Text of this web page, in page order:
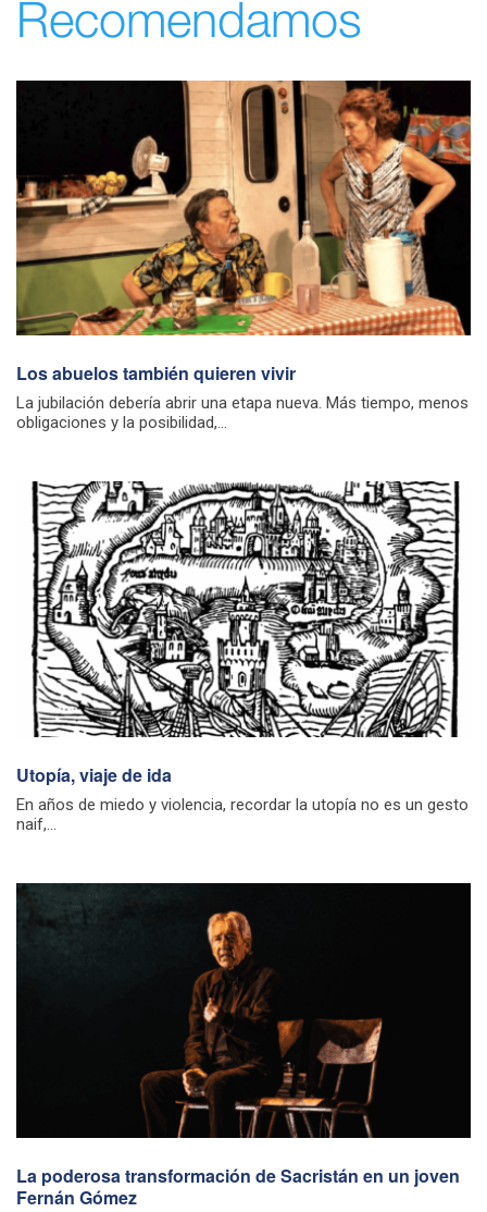
Recomendamos
Los abuelos también quieren vivir
La jubilación debería abrir una etapa nueva. Más tiempo, menos
obligaciones y la posibilidad,...
Utopía, viaje de ida
En años de miedo y violencia, recordar la utopía no es un gesto
naif,...
La poderosa transformación de Sacristán en un joven
Fernán Gómez